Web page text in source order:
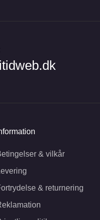
& vilkår
& returnering